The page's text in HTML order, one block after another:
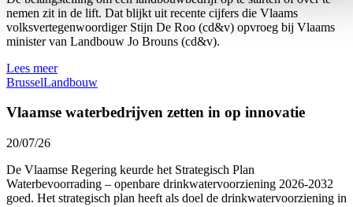
nemen zit in de lift. Dat blijkt uit recente cijfers die Vlaams
volksvertegenwoordiger Stijn De Roo (cd&v) opvroeg bij Vlaams
minister van Landbouw Jo Brouns (cd&v).
Lees meer
BrusselLandbouw
Vlaamse waterbedrijven zetten in op innovatie
20/07/26
De Vlaamse Regering keurde het Strategisch Plan
Waterbevoorrading – openbare drinkwatervoorziening 2026-2032
goed. Het strategisch plan heeft als doel de drinkwatervoorziening in